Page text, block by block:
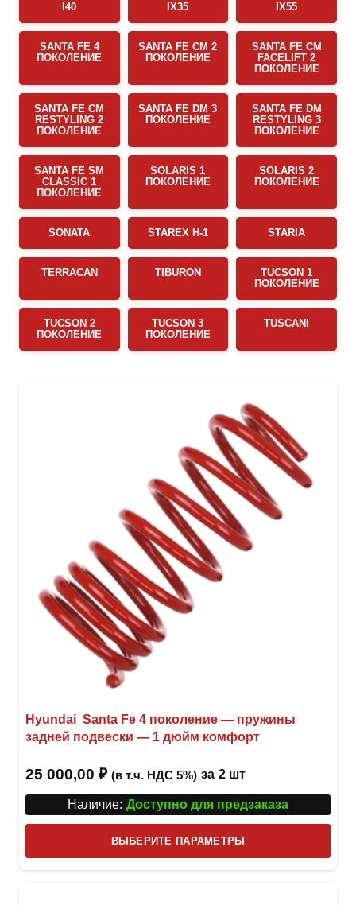
I40 IX35 IX55
SANTA FE 4
ПОКОЛЕНИЕ
SANTA FE CM 2
ПОКОЛЕНИЕ
SANTA FE CM
FACELIFT 2
ПОКОЛЕНИЕ
SANTA FE CM
RESTYLING 2
ПОКОЛЕНИЕ
SANTA FE DM 3
ПОКОЛЕНИЕ
SANTA FE DM
RESTYLING 3
ПОКОЛЕНИЕ
SANTA FE SM
CLASSIC 1
ПОКОЛЕНИЕ
SOLARIS 1
ПОКОЛЕНИЕ
SOLARIS 2
ПОКОЛЕНИЕ
SONATA STAREX H-1 STARIA
TERRACAN TIBURON
TUCSON 1
ПОКОЛЕНИЕ
TUCSON 2
ПОКОЛЕНИЕ
TUCSON 3
ПОКОЛЕНИЕ
TUSCANI
Hyundai Santa Fe 4 поколение — пружины
задней подвески — 1 дюйм комфорт
25 000,00 ₽ (в т.ч. НДС 5%) за 2 шт
Наличие: Доступно для предзаказа
ВЫБЕРИТЕ ПАРАМЕТРЫ
товар